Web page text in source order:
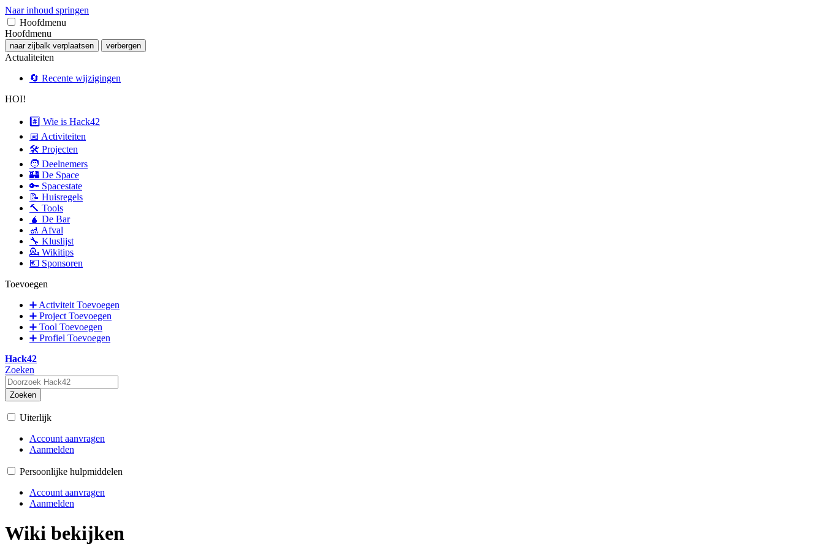
Naar inhoud springen
Hoofdmenu
Hoofdmenu
naar zijbalk verplaatsen verbergen
Actualiteiten
🔄 Recente wijzigingen
HOI!
#️⃣ Wie is Hack42
📅 Activiteiten
🛠 Projecten
🧑 Deelnemers
🏰 De Space
🔑 Spacestate
📝 Huisregels
🔨 Tools
🧉 De Bar
🚮 Afval
🔧 Kluslijst
💁 Wikitips
💶 Sponsoren
Toevoegen
➕ Activiteit Toevoegen
➕ Project Toevoegen
➕ Tool Toevoegen
➕ Profiel Toevoegen
Hack42
Zoeken
Zoeken
Uiterlijk
Account aanvragen
Aanmelden
Persoonlijke hulpmiddelen
Account aanvragen
Aanmelden
Wiki bekijken